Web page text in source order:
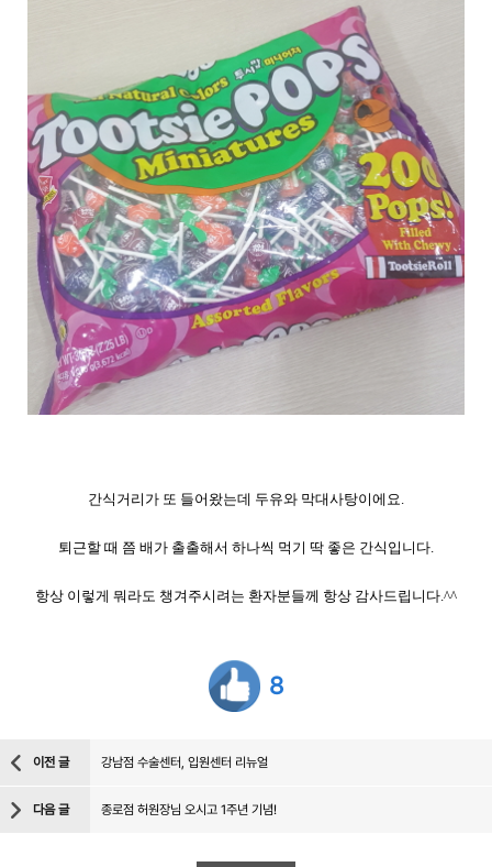
간식거리가 또 들어왔는데 두유와 막대사탕이에요.
퇴근할 때 쯤 배가 출출해서 하나씩 먹기 딱 좋은 간식입니다.
항상 이렇게 뭐라도 챙겨주시려는 환자분들께 항상 감사드립니다.^^
8
이전 글 강남점 수술센터, 입원센터 리뉴얼
다음 글 종로점 허원장님 오시고 1주년 기념!